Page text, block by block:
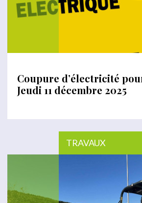
Coupure d’électricité
Jeudi 11 décembre 2025
TRAVAUX